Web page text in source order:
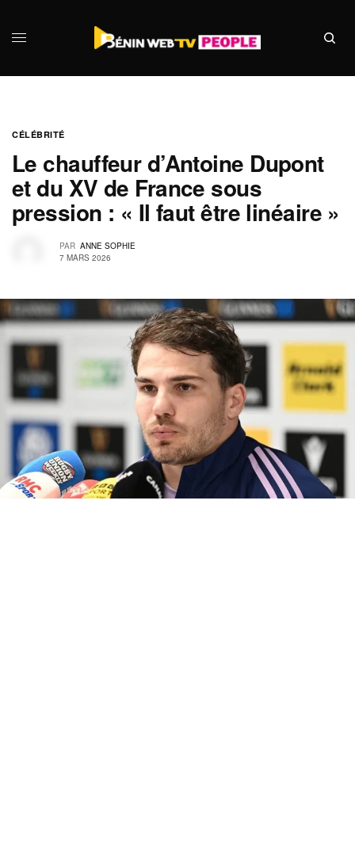
CÉLÉBRITÉ
Le chauffeur d’Antoine Dupont
et du XV de France sous
pression : « Il faut être linéaire »
PAR ANNE SOPHIE
7 MARS 2026